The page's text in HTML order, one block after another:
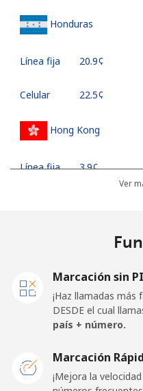
Honduras
Línea fija ⁦20.9¢⁩
Celular ⁦22.5¢⁩
Hong Kong
Línea fija ⁦3.9¢⁩
Línea fija ⁦1.7¢⁩
⁦2¢⁩
Ver
Marcación sin
¡Haz llamadas
DESDE el cual
país + número.
Marcación
¡Mejora la